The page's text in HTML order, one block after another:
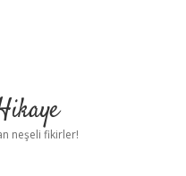
neşeli fikirler!